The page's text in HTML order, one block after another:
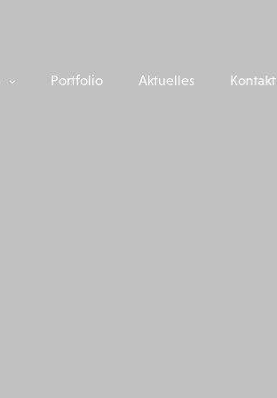
Portfolio Aktuelles Kontakt